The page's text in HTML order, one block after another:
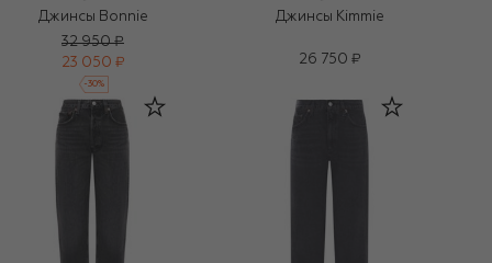
Джинсы Bonnie
32 950 ₽
23 050 ₽
-30%
Джинсы Kimmie
26 750 ₽